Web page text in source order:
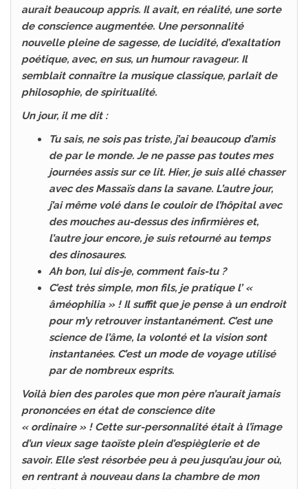
aurait beaucoup appris. Il avait, en réalité, une sorte
de conscience augmentée. Une personnalité
nouvelle pleine de sagesse, de lucidité, d’exaltation
poétique, avec, en sus, un humour ravageur. Il
semblait connaître la musique classique, parlait de
philosophie, de spiritualité.
Un jour, il me dit :
Tu sais, ne sois pas triste, j’ai beaucoup d’amis
de par le monde. Je ne passe pas toutes mes
journées assis sur ce lit. Hier, je suis allé chasser
avec des Massaïs dans la savane. L’autre jour,
j’ai même volé dans le couloir de l’hôpital avec
des mouches au-dessus des infirmières et,
l’autre jour encore, je suis retourné au temps
des dinosaures.
Ah bon, lui dis-je, comment fais-tu ?
C’est très simple, mon fils, je pratique l’ «
âméophilia » ! Il suffit que je pense à un endroit
pour m’y retrouver instantanément. C’est une
science de l’âme, la volonté et la vision sont
instantanées. C’est un mode de voyage utilisé
par de nombreux esprits.
Voilà bien des paroles que mon père n’aurait jamais
prononcées en état de conscience dite
« ordinaire » ! Cette sur-personnalité était à l’image
d’un vieux sage taoïste plein d’espièglerie et de
savoir. Elle s’est résorbée peu à peu jusqu’au jour où,
en rentrant à nouveau dans la chambre de mon